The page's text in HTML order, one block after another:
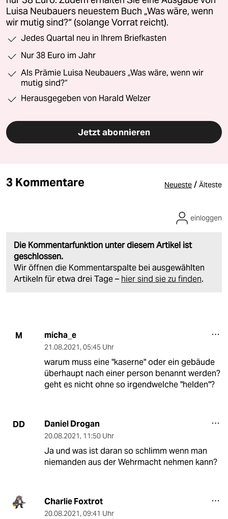
Luisa Neubauers neuestem Buch „Was wäre, wenn
wir mutig sind?“ (solange Vorrat reicht).
Jedes Quartal neu in Ihrem Briefkasten
Nur 38 Euro im Jahr
Als Prämie Luisa Neubauers „Was wäre, wenn wir
mutig sind?“
Herausgegeben von Harald Welzer
Jetzt abonnieren
3 Kommentare Neueste / Älteste
Die Kommentarfunktion unter diesem Artikel ist
geschlossen.
Wir öffnen die Kommentarspalte bei ausgewählten
Artikeln für etwa drei Tage – hier sind sie zu finden.
einloggen
M micha_e
21.08.2021, 05:45 Uhr
warum muss eine "kaserne" oder ein gebäude
überhaupt nach einer person benannt werden?
geht es nicht ohne so irgendwelche "helden"?
DD Daniel Drogan
20.08.2021, 11:50 Uhr
Ja und was ist daran so schlimm wenn man
niemanden aus der Wehrmacht nehmen kann?
Charlie Foxtrot
20.08.2021, 09:41 Uhr